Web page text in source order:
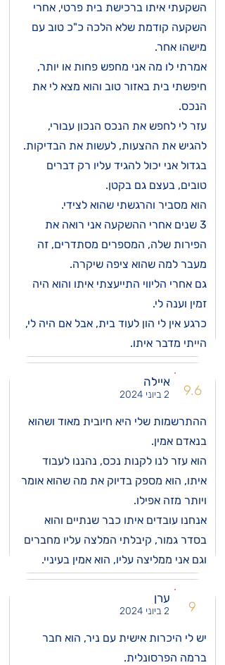
השקעתי איתו ברכישת בית פרטי, אחרי
השקעה קודמת שלא הלכה כ"כ טוב עם
מישהו אחר.
אמרתי לו מה אני מחפש פחות או יותר,
חיפשתי בית באזור טוב והוא מצא לי את
הנכס.
עזר לי לחפש את הנכס הנכון עבורי,
להגיש את ההצעות, לעשות את הבדיקות.
בגדול אני יכול להגיד עליו רק דברים
טובים, בעצם גם בקטן.
הוא מסביר והרגשתי שהוא לצידי.
3 שנים אחרי ההשקעה אני רואה את
הפירות שלה, המספרים מסתדרים, זה
מעבר למה שהוא ציפה שיקרה.
גם אחרי הליווי התייעצתי איתו והוא היה
זמין וענה לי.
כרגע אין לי הון לעוד בית, אבל אם היה לי,
הייתי מדבר איתו.
2 ביוני 2024
איילה
9.6
ההתרשמות שלי היא חיובית מאוד ושהוא
בנאדם אמין.
הוא עזר לנו לקנות נכס, נהננו לעבוד
איתו, הוא מספק בדיוק את מה שהוא אומר
ויותר מזה אפילו.
אנחנו עובדים איתו כבר שנתיים והוא
בסדר גמור, קיבלתי המלצה עליו מחברים
וגם אני ממליצה עליו, הוא אמין בעיניי.
2 ביוני 2024
ערן
9
יש לי היכרות אישית עם ניר, הוא חבר
ברמה הפרסונלית.